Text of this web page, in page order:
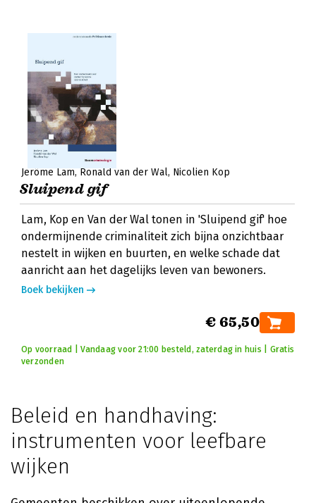
Jerôme Lam Ronald van der Wal Nicolien Kop
Sluipend gif
Lam, Kop en Van der Wal tonen in 'Sluipend gif' hoe
ondermijnende criminaliteit zich bijna onzichtbaar
nestelt in wijken en buurten, en welke schade dat
aanricht aan het dagelijks leven van bewoners.
Boek bekijken
€ 65,50
Op voorraad | Vandaag voor 21:00 besteld, zaterdag in huis | Gratis
verzonden
Beleid en handhaving:
instrumenten voor leefbare
wijken